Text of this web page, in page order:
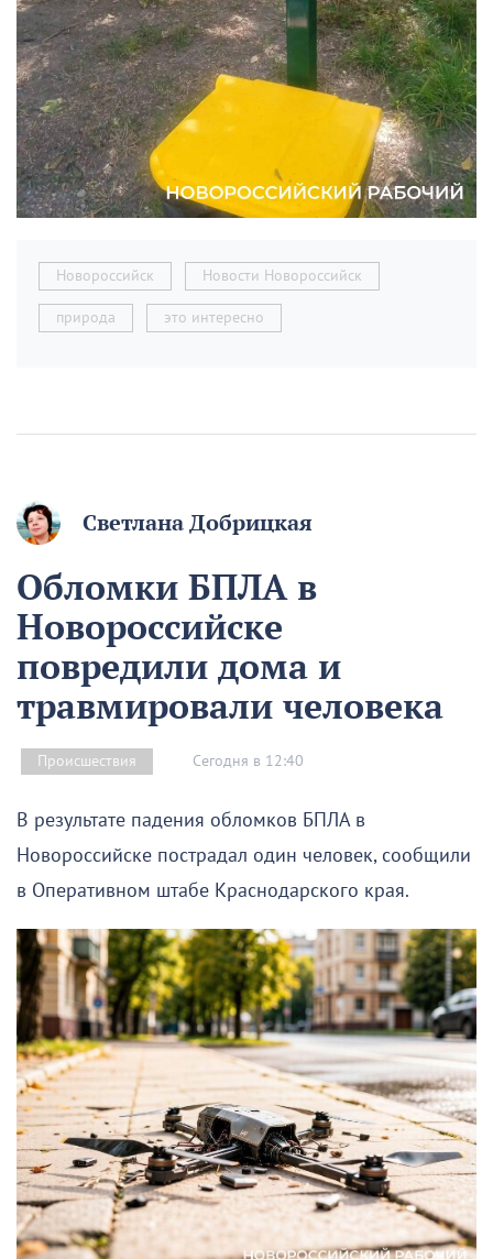
Новороссийск Новости Новороссийск
природа это интересно
Светлана Добрицкая
Обломки БПЛА в
Новороссийске
повредили дома и
травмировали человека
Происшествия Сегодня в 12:40
В результате падения обломков БПЛА в
Новороссийске пострадал один человек, сообщили
в Оперативном штабе Краснодарского края.